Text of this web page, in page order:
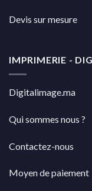
Devis sur mesure
IMPRIMERIE -
Digitalimage.ma
Qui sommes nous ?
Contactez-nous
Moyen de paiement